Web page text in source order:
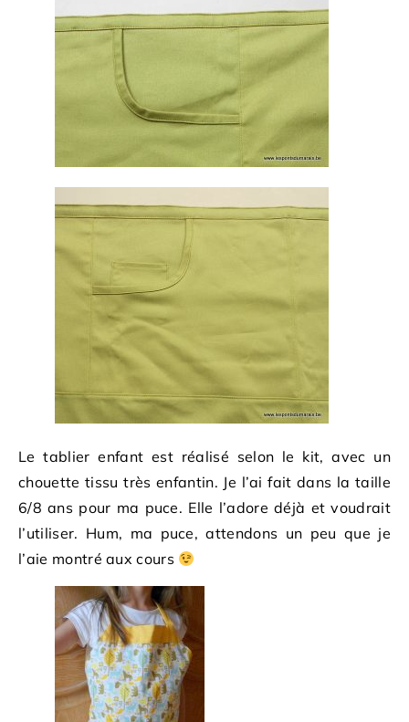
Le tablier enfant est réalisé selon le kit, avec un
chouette tissu très enfantin. Je l’ai fait dans la taille
6/8 ans pour ma puce. Elle l’adore déjà et voudrait
l’utiliser. Hum, ma puce, attendons un peu que je
l’aie montré aux cours